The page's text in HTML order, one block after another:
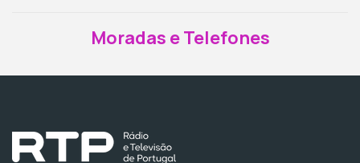
Moradas e Telefones